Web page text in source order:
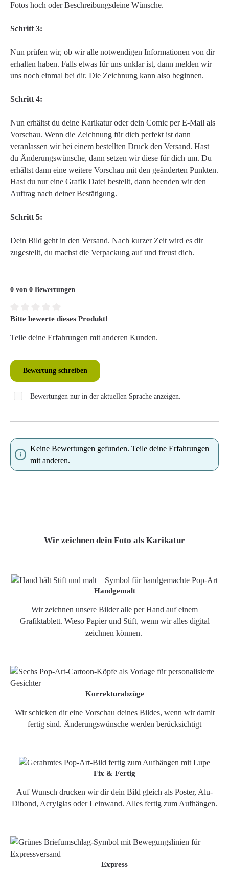
Fotos hoch oder Beschreibungsdeine Wünsche.
Schritt 3:
Nun prüfen wir, ob wir alle notwendigen Informationen von dir
erhalten haben. Falls etwas für uns unklar ist, dann melden wir
uns noch einmal bei dir. Die Zeichnung kann also beginnen.
Schritt 4:
Nun erhältst du deine Karikatur oder dein Comic per E-Mail als
Vorschau. Wenn die Zeichnung für dich perfekt ist dann
veranlassen wir bei einem bestellten Druck den Versand. Hast
du Änderungswünsche, dann setzen wir diese für dich um. Du
erhältst dann eine weitere Vorschau mit den geänderten Punkten.
Hast du nur eine Grafik Datei bestellt, dann beenden wir den
Auftrag nach deiner Bestätigung.
Schritt 5:
Dein Bild geht in den Versand. Nach kurzer Zeit wird es dir
zugestellt, du machst die Verpackung auf und freust dich.
0 von 0 Bewertungen
Durchschnittliche Bewertung von 0 von 5 Sternen
Bitte bewerte dieses Produkt!
Teile deine Erfahrungen mit anderen Kunden.
Bewertung schreiben
Bewertungen nur in der aktuellen Sprache anzeigen.
Keine Bewertungen gefunden. Teile deine Erfahrungen
mit anderen.
Wir zeichnen dein Foto als Karikatur
Handgemalt
Wir zeichnen unsere Bilder alle per Hand auf einem
Grafiktablett. Wieso Papier und Stift, wenn wir alles digital
zeichnen können.
Korrekturabzüge
Wir schicken dir eine Vorschau deines Bildes, wenn wir damit
fertig sind. Änderungswünsche werden berücksichtigt
Fix & Fertig
Auf Wunsch drucken wir dir dein Bild gleich als Poster, Alu-
Dibond, Acrylglas oder Leinwand. Alles fertig zum Aufhängen.
Express